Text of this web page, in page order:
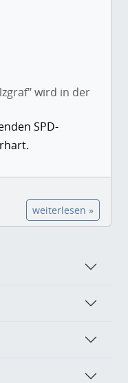
wird in der
SPD-
weiterlesen »